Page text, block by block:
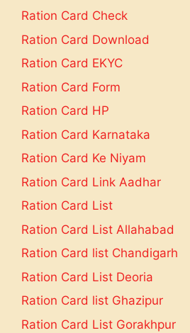
Ration Card Check
Ration Card Download
Ration Card EKYC
Ration Card Form
Ration Card HP
Ration Card Karnataka
Ration Card Ke Niyam
Ration Card Link Aadhar
Ration Card List
Ration Card List Allahabad
Ration Card list Chandigarh
Ration Card List Deoria
Ration Card list Ghazipur
Ration Card List Gorakhpur